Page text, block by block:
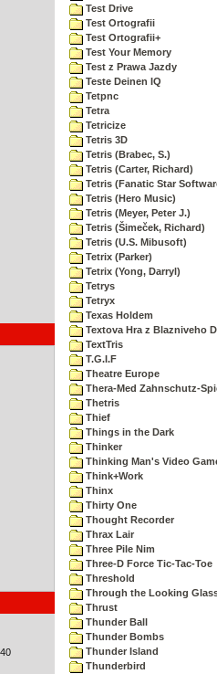
Test Drive
Test Ortografii
Test Ortografii+
Test Your Memory
Test z Prawa Jazdy
Teste Deinen IQ
Tetpnc
Tetra
Tetricize
Tetris 3D
Tetris (Brabec, S.)
Tetris (Carter, Richard)
Tetris (Fanatic Star
Tetris (Hero Music)
Tetris (Meyer, Peter J.)
Tetris (Šimeček, Richard)
Tetris (U.S. Mibusoft)
Tetrix (Parker)
Tetrix (Yong, Darryl)
Tetrys
Tetryx
Texas Holdem
Textova Hra z Blazniveho
TextTris
T.G.I.F
Theatre Europe
Thera-Med Zahnschutz-
Thetris
Thief
Things in the Dark
Thinker
Thinking Man's Video
Think+Work
Thinx
Thirty One
Thought Recorder
Thrax Lair
Three Pile Nim
Three-D Force Tic-Tac-Toe
Threshold
Through the Looking
Thrust
Thunder Ball
Thunder Bombs
Thunder Island
Thunderbird